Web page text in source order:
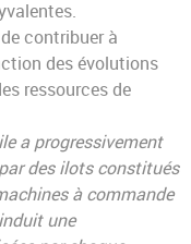
contribuer à
des évolutions
ressources de
a progressivement
des ilots constitués
à commande
une